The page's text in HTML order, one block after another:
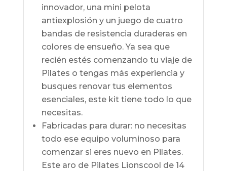
innovador, una mini pelota
antiexplosión y un juego de cuatro
bandas de resistencia duraderas en
colores de ensueño. Ya sea que
recién estés comenzando tu viaje de
Pilates o tengas más experiencia y
busques renovar tus elementos
esenciales, este kit tiene todo lo que
necesitas.
Fabricadas para durar: no necesitas
todo ese equipo voluminoso para
comenzar si eres nuevo en Pilates.
Este aro de Pilates Lionscool de 14